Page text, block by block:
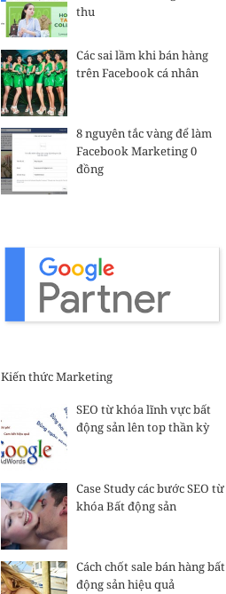
thu
Các sai lầm khi bán hàng
trên Facebook cá nhân
8 nguyên tắc vàng để làm
Facebook Marketing 0
đồng
Kiến thức Marketing
SEO từ khóa lĩnh vực bất
động sản lên top thần kỳ
Case Study các bước SEO từ
khóa Bất động sản
Cách chốt sale bán hàng bất
động sản hiệu quả